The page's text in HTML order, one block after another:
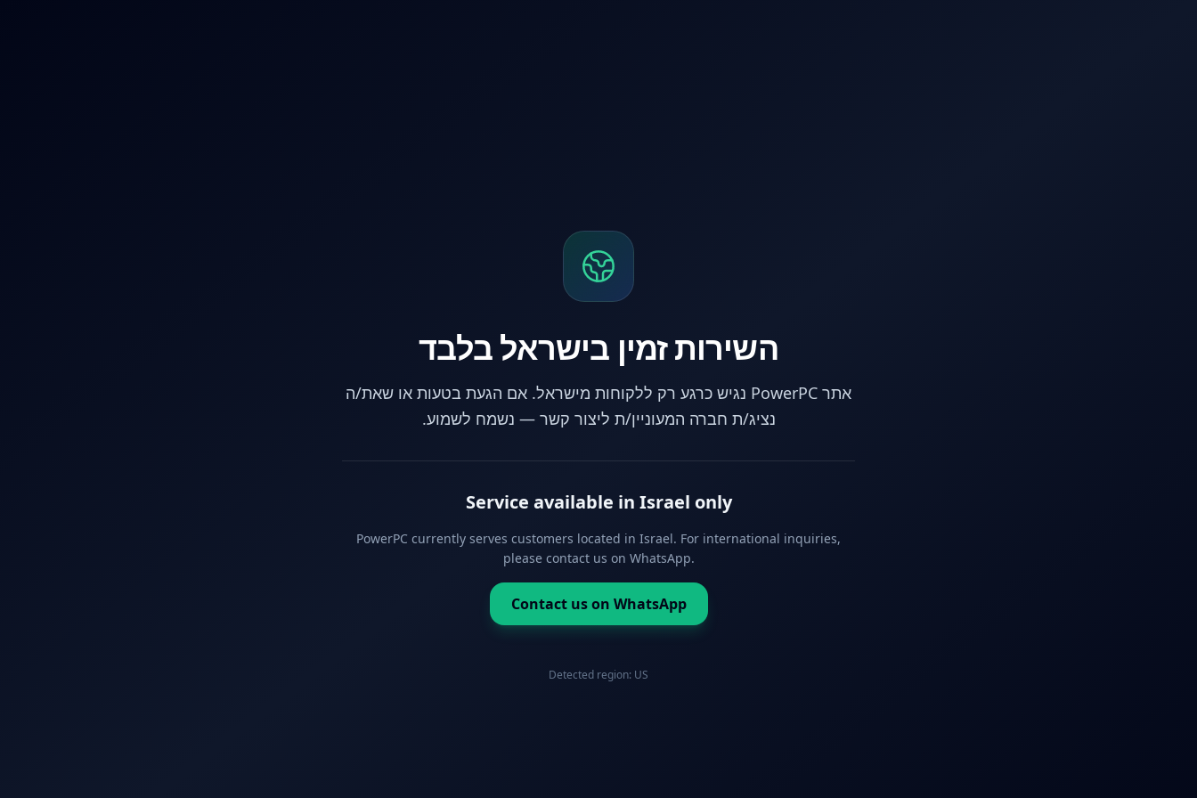
השירות זמין בישראל בלבד
אתר PowerPC נגיש כרגע רק ללקוחות מישראל. אם הגעת בטעות או שאת/ה
נציג/ת חברה המעוניין/ת ליצור קשר — נשמח לשמוע.
Service available in Israel only
PowerPC currently serves customers located in Israel. For international inquiries,
please contact us on WhatsApp.
Contact us on WhatsApp
Detected region: US